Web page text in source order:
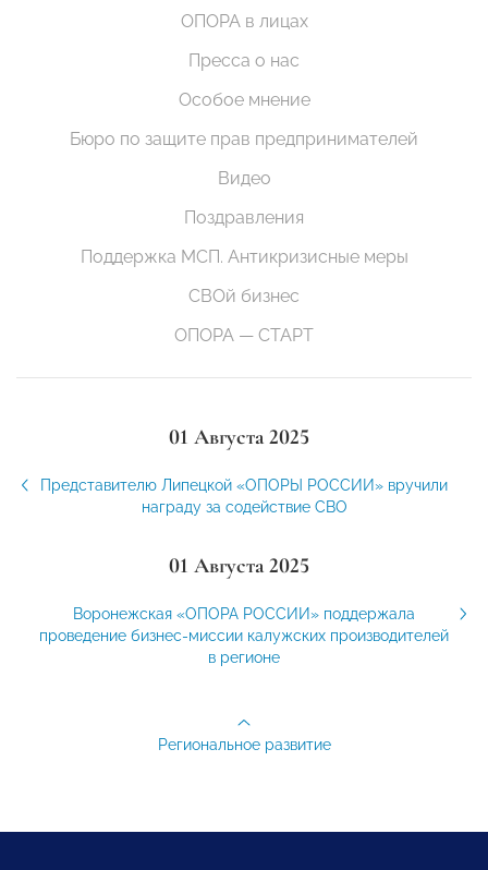
ОПОРА в лицах
Пресса о нас
Особое мнение
Бюро по защите прав предпринимателей
Видео
Поздравления
Поддержка МСП. Антикризисные меры
СВОй бизнес
ОПОРА — СТАРТ
01 Августа 2025
Представителю Липецкой «ОПОРЫ РОССИИ» вручили
награду за содействие СВО
01 Августа 2025
Воронежская «ОПОРА РОССИИ» поддержала
проведение бизнес-миссии калужских производителей
в регионе
Региональное развитие